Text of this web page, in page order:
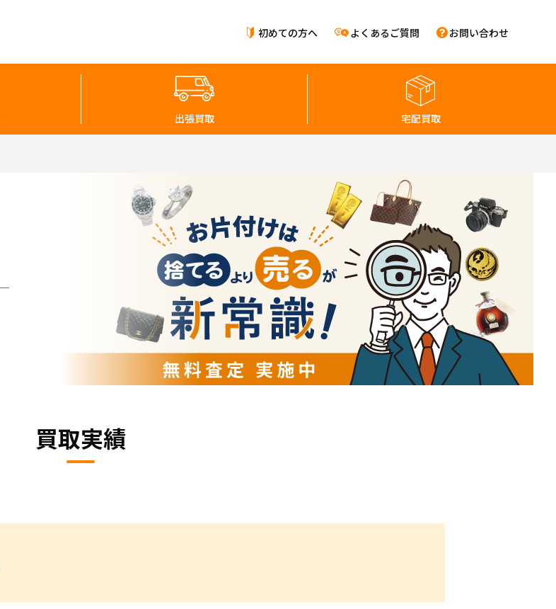
初めての方へ よくあるご質問 お問い合わせ
出張買取 宅配買取
買取実績